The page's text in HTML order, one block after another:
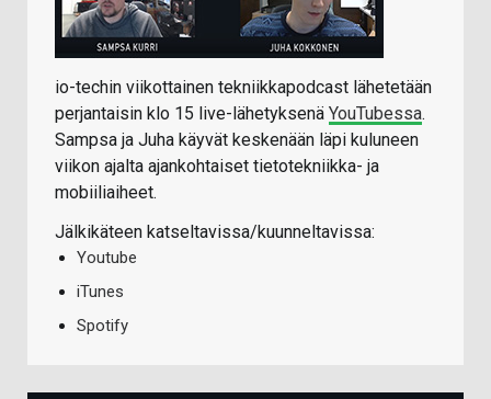
io-techin viikottainen tekniikkapodcast lähetetään
perjantaisin klo 15 live-lähetyksenä YouTubessa.
Sampsa ja Juha käyvät keskenään läpi kuluneen
viikon ajalta ajankohtaiset tietotekniikka- ja
mobiiliaiheet.
Jälkikäteen katseltavissa/kuunneltavissa:
Youtube
iTunes
Spotify